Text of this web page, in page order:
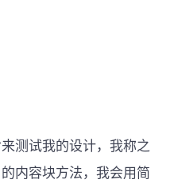
测试我的设计，我称之
内容块方法，我会用简